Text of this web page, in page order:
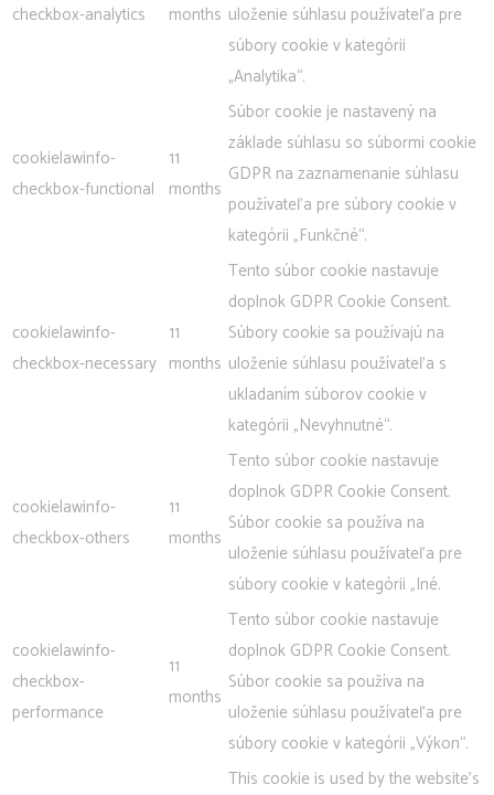
checkbox-analytics
months uloženie súhlasu používateľa pre
súbory cookie v kategórii
„Analytika“.
cookielawinfo-
checkbox-functional
11
months
Súbor cookie je nastavený na
základe súhlasu so súbormi cookie
GDPR na zaznamenanie súhlasu
používateľa pre súbory cookie v
kategórii „Funkčné“.
cookielawinfo-
checkbox-necessary
11
months
Tento súbor cookie nastavuje
doplnok GDPR Cookie Consent.
Súbory cookie sa používajú na
uloženie súhlasu používateľa s
ukladaním súborov cookie v
kategórii „Nevyhnutné“.
cookielawinfo-
checkbox-others
11
months
Tento súbor cookie nastavuje
doplnok GDPR Cookie Consent.
Súbor cookie sa používa na
uloženie súhlasu používateľa pre
súbory cookie v kategórii „Iné.
cookielawinfo-
checkbox-
performance
11
months
Tento súbor cookie nastavuje
doplnok GDPR Cookie Consent.
Súbor cookie sa používa na
uloženie súhlasu používateľa pre
súbory cookie v kategórii „Výkon“.
This cookie is used by the website's